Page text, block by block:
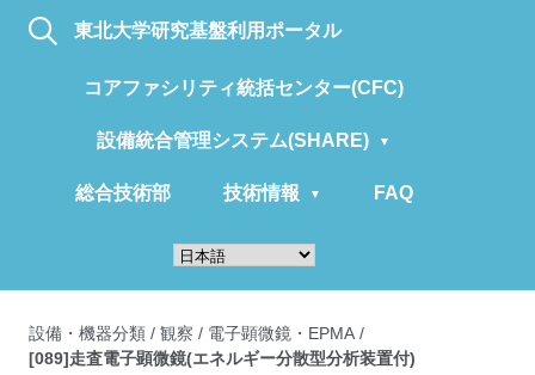
東北大学研究基盤利用ポータル
コアファシリティ統括センター(CFC)
設備統合管理システム(SHARE)
総合技術部 技術情報 FAQ
設備・機器分類 / 観察 / 電子顕微鏡・EPMA /
[089]走査電子顕微鏡(エネルギー分散型分析装置付)